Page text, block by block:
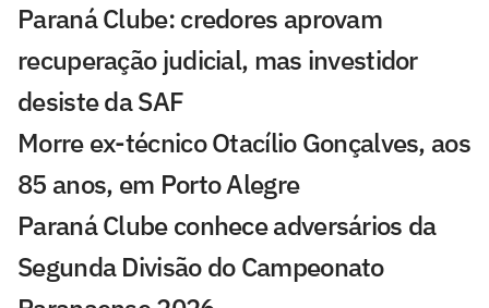
Paraná Clube: credores aprovam
recuperação judicial, mas investidor
desiste da SAF
Morre ex-técnico Otacílio Gonçalves, aos
85 anos, em Porto Alegre
Paraná Clube conhece adversários da
Segunda Divisão do Campeonato